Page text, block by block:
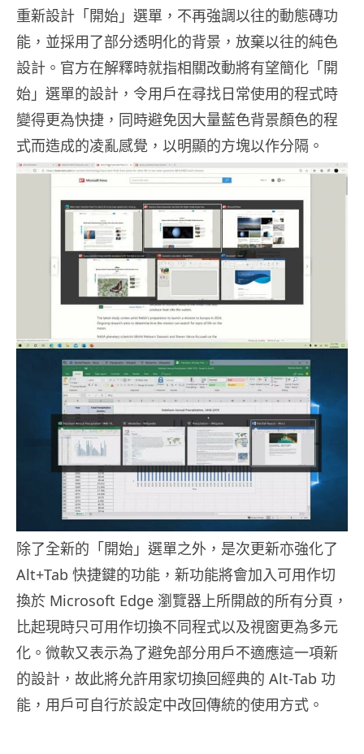
重新設計「開始」選單，不再強調以往的動態磚功
能，並採用了部分透明化的背景，放棄以往的純色
設計。官方在解釋時就指相關改動將有望簡化「開
始」選單的設計，令用戶在尋找日常使用的程式時
變得更為快捷，同時避免因大量藍色背景顏色的程
式而造成的凌亂感覺，以明顯的方塊以作分隔。
除了全新的「開始」選單之外，是次更新亦強化了
Alt+Tab 快捷鍵的功能，新功能將會加入可用作切
換於 Microsoft Edge 瀏覽器上所開啟的所有分頁，
比起現時只可用作切換不同程式以及視窗更為多元
化。微軟又表示為了避免部分用戶不適應這一項新
的設計，故此將允許用家切換回經典的 Alt-Tab 功
能，用戶可自行於設定中改回傳統的使用方式。